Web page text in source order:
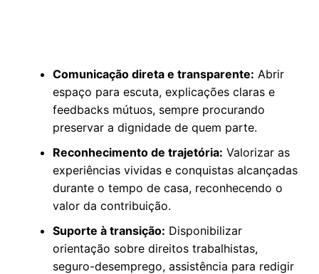
Comunicação direta e transparente: Abrir
espaço para escuta, explicações claras e
feedbacks mútuos, sempre procurando
preservar a dignidade de quem parte.
Reconhecimento de trajetória: Valorizar as
experiências vividas e conquistas alcançadas
durante o tempo de casa, reconhecendo o
valor da contribuição.
Suporte à transição: Disponibilizar
orientação sobre direitos trabalhistas,
seguro-desemprego, assistência para redigir